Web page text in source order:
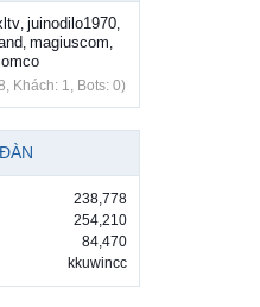
, juinodilo1970,
, magiuscom,
Khách: 1, Bots: 0)
238,778
254,210
84,470
kkuwincc